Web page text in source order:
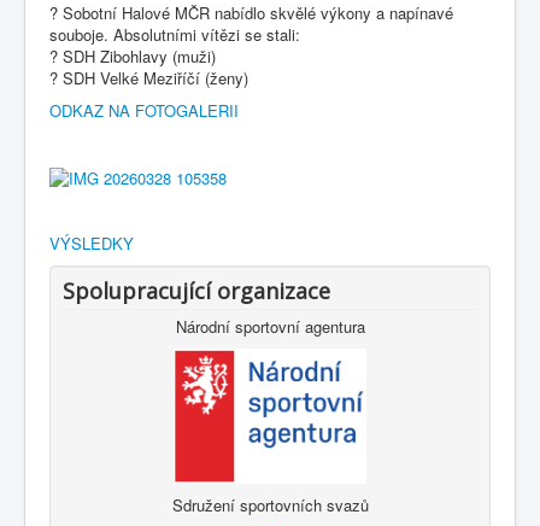
? Sobotní Halové MČR nabídlo skvělé výkony a napínavé
souboje. Absolutními vítězi se stali:
? SDH Zibohlavy (muži)
? SDH Velké Meziříčí (ženy)
ODKAZ NA FOTOGALERII
VÝSLEDKY
Spolupracující organizace
Národní sportovní agentura
Sdružení sportovních svazů